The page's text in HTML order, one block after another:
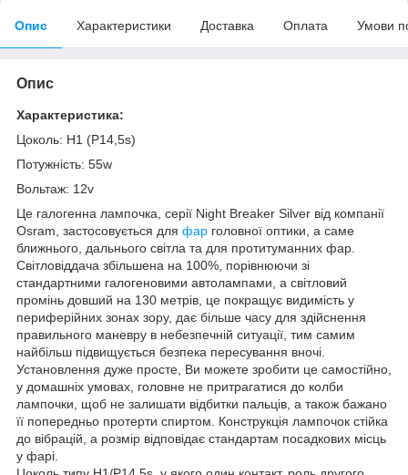
Опис Характеристики Доставка Оплата Умови
Опис
Характеристика:
Цоколь: Н1 (P14,5s)
Потужність: 55w
Вольтаж: 12v
Це галогенна лампочка, серії Night Breaker Silver від компанії
Osram, застосовується для фар головної оптики, а саме
ближнього, дальнього світла та для протитуманних фар.
Світловіддача збільшена на 100%, порівнюючи зі
стандартними галогеновими автолампами, а світловий
промінь довший на 130 метрів, це покращує видимість у
периферійних зонах зору, дає більше часу для здійснення
правильного маневру в небезпечній ситуації, тим самим
найбільш підвищується безпека пересування вночі.
Установлення дуже просте, Ви можете зробити це самостійно,
у домашніх умовах, головне не притрагатися до колби
лампочки, щоб не залишати відбитки пальців, а також бажано
її попередньо протерти спиртом. Конструкція лампочок стійка
до вібрацій, а розмір відповідає стандартам посадкових місць
у фарі.